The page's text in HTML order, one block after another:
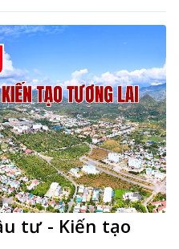
tư - Kiến tạo